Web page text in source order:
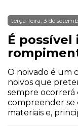
terça-feira, 3 de
É
O noivado é um
noivos que
sempre ocorrerá
compreender se
materiais e,